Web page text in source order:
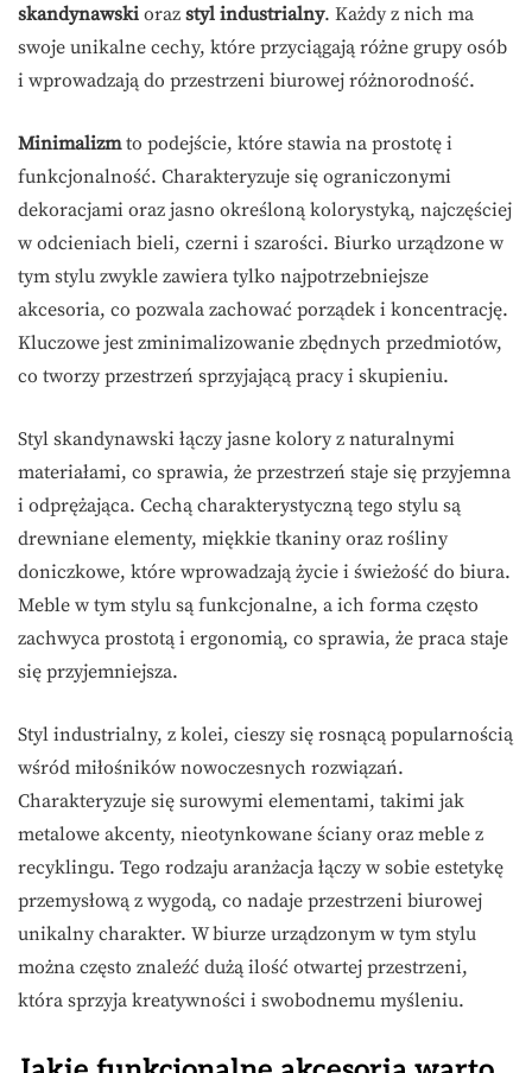
skandynawski oraz styl industrialny. Każdy z nich ma
swoje unikalne cechy, które przyciągają różne grupy osób
i wprowadzają do przestrzeni biurowej różnorodność.
Minimalizmto podejście, które stawia na prostotę i
funkcjonalność. Charakteryzuje się ograniczonymi
dekoracjami oraz jasno określoną kolorystyką, najczęściej
w odcieniach bieli, czerni i szarości. Biurko urządzone w
tym stylu zwykle zawiera tylko najpotrzebniejsze
akcesoria, co pozwala zachować porządek i koncentrację.
Kluczowe jest zminimalizowanie zbędnych przedmiotów,
co tworzy przestrzeń sprzyjającą pracy i skupieniu.
Styl skandynawski łączy jasne kolory z naturalnymi
materiałami, co sprawia, że przestrzeń staje się przyjemna
i odprężająca. Cechą charakterystyczną tego stylu są
drewniane elementy, miękkie tkaniny oraz rośliny
doniczkowe, które wprowadzają życie i świeżość do biura.
Meble w tym stylu są funkcjonalne, a ich forma często
zachwyca prostotą i ergonomią, co sprawia, że praca staje
się przyjemniejsza.
Styl industrialny, z kolei, cieszy się rosnącą popularnością
wśród miłośników nowoczesnych rozwiązań.
Charakteryzuje się surowymi elementami, takimi jak
metalowe akcenty, nieotynkowane ściany oraz meble z
recyklingu. Tego rodzaju aranżacja łączy w sobie estetykę
przemysłową z wygodą, co nadaje przestrzeni biurowej
unikalny charakter. W biurze urządzonym w tym stylu
można często znaleźć dużą ilość otwartej przestrzeni,
która sprzyja kreatywności i swobodnemu myśleniu.